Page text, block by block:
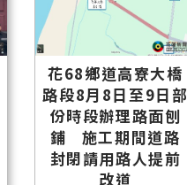
花68鄉道高寮大橋
路段8月8日至9日部
份時段辦理路面刨
鋪 施工期間道路
封閉請用路人提前
改道